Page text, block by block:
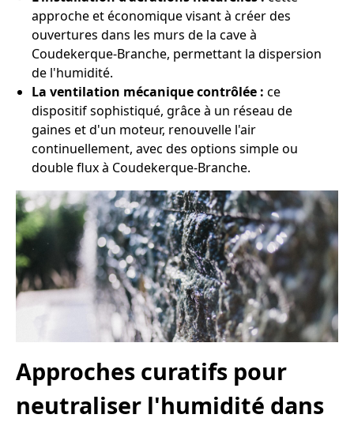
approche et économique visant à créer des
ouvertures dans les murs de la cave à
Coudekerque-Branche, permettant la dispersion
de l'humidité.
La ventilation mécanique contrôlée : ce
dispositif sophistiqué, grâce à un réseau de
gaines et d'un moteur, renouvelle l'air
continuellement, avec des options simple ou
double flux à Coudekerque-Branche.
Approches curatifs pour
neutraliser l'humidité dans